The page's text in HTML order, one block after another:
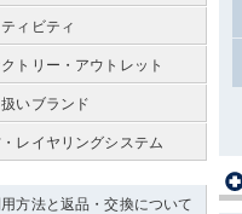
ィビティ
トリー・アウトレット
いブランド
レイヤリングシステム
用方法と返品・交換について